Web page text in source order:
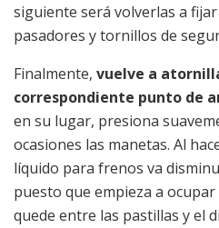
siguiente será volverlas a
pasadores y tornillos de
Finalmente, vuelve a
correspondiente punto de
en su lugar, presiona
ocasiones las manetas. Al
líquido para frenos va
puesto que empieza a
quede entre las pastillas y el